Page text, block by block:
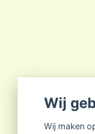
Wij
Wij maken